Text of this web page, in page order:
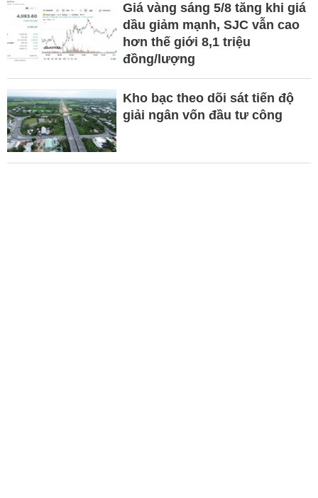
Giá vàng sáng 5/8 tăng khi giá
dầu giảm mạnh, SJC vẫn cao
hơn thế giới 8,1 triệu
đồng/lượng
Kho bạc theo dõi sát tiến độ
giải ngân vốn đầu tư công